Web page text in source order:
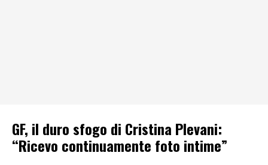
GF, il duro sfogo di Cristina Plevani:
“Ricevo continuamente foto intime”